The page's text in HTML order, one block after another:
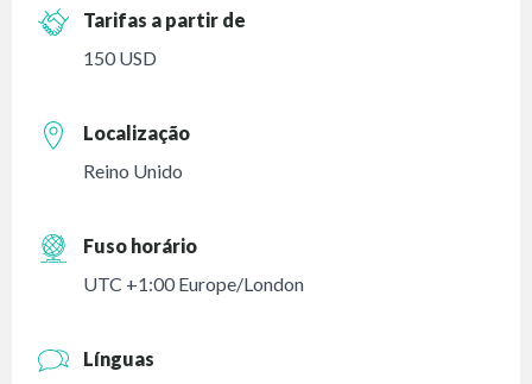
Tarifas a partir de
150 USD
Localização
Reino Unido
Fuso horário
UTC +1:00 Europe/London
Línguas